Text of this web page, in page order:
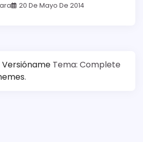
20 De Mayo De 2014
Versióname Tema: Complete
.